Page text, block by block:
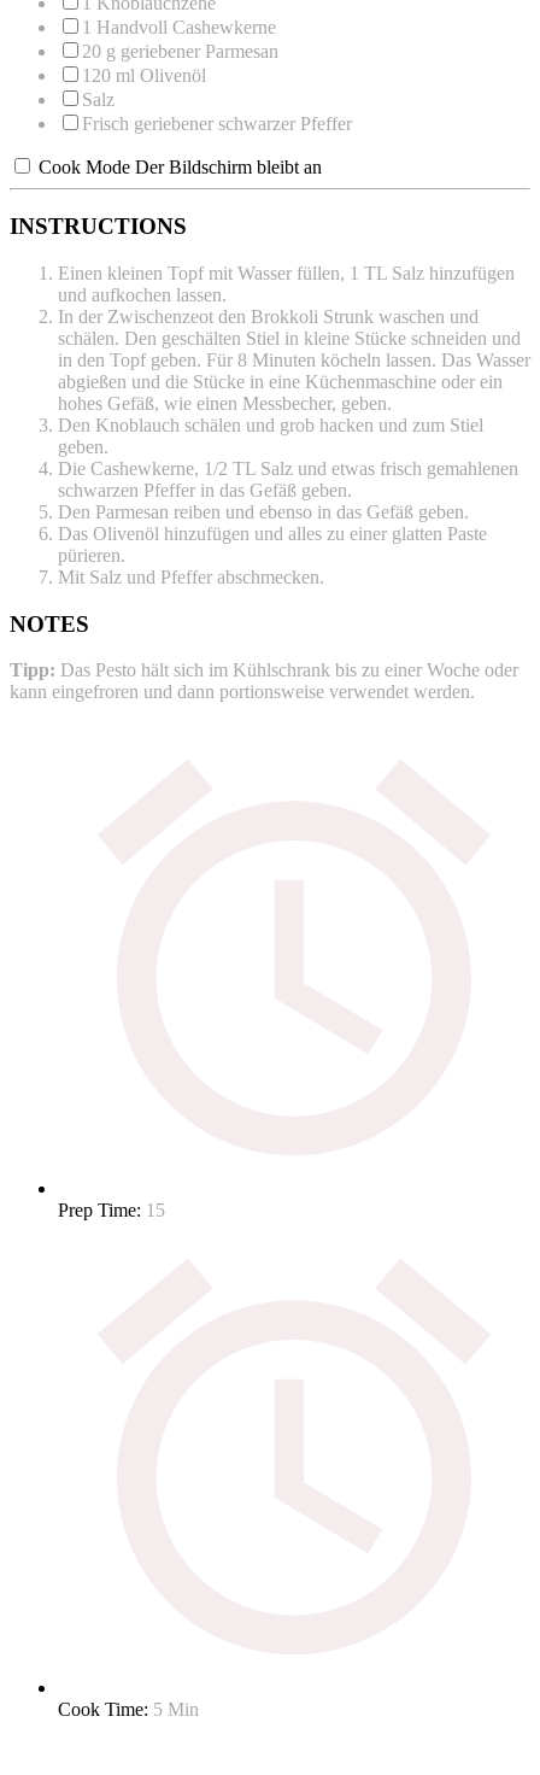
1 Handvoll Cashewkerne
20 g geriebener Parmesan
120 ml Olivenöl
Salz
Frisch geriebener schwarzer Pfeffer
Cook Mode Der Bildschirm bleibt an
INSTRUCTIONS
Einen kleinen Topf mit Wasser füllen, 1 TL Salz hinzufügen
und aufkochen lassen.
In der Zwischenzeot den Brokkoli Strunk waschen und
schälen. Den geschälten Stiel in kleine Stücke schneiden und
in den Topf geben. Für 8 Minuten köcheln lassen. Das Wasser
abgießen und die Stücke in eine Küchenmaschine oder ein
hohes Gefäß, wie einen Messbecher, geben.
Den Knoblauch schälen und grob hacken und zum Stiel
geben.
Die Cashewkerne, 1/2 TL Salz und etwas frisch gemahlenen
schwarzen Pfeffer in das Gefäß geben.
Den Parmesan reiben und ebenso in das Gefäß geben.
Das Olivenöl hinzufügen und alles zu einer glatten Paste
pürieren.
Mit Salz und Pfeffer abschmecken.
NOTES
Tipp: Das Pesto hält sich im Kühlschrank bis zu einer Woche oder
kann eingefroren und dann portionsweise verwendet werden.
Prep Time: 15
Cook Time: 5 Min